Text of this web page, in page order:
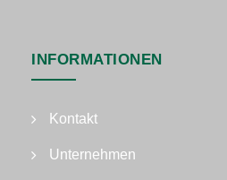
INFORMATIONEN
Kontakt
Unternehmen